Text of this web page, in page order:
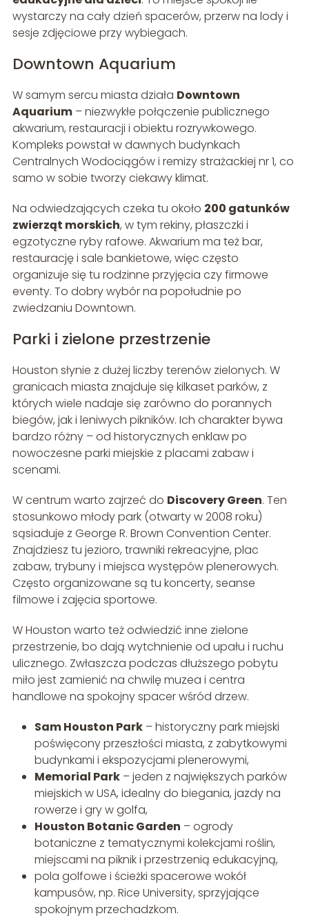
wystarczy na cały dzień spacerów, przerw na lody i
sesje zdjęciowe przy wybiegach.
Downtown Aquarium
W samym sercu miasta działa Downtown
Aquarium– niezwykłe połączenie publicznego
akwarium, restauracji i obiektu rozrywkowego.
Kompleks powstał w dawnych budynkach
Centralnych Wodociągów i remizy strażackiej nr 1, co
samo w sobie tworzy ciekawy klimat.
Na odwiedzających czeka tu około 200 gatunków
zwierząt morskich, w tym rekiny, płaszczki i
egzotyczne ryby rafowe. Akwarium ma też bar,
restaurację i sale bankietowe, więc często
organizuje się tu rodzinne przyjęcia czy firmowe
eventy. To dobry wybór na popołudnie po
zwiedzaniu Downtown.
Parki i zielone przestrzenie
Houston słynie z dużej liczby terenów zielonych. W
granicach miasta znajduje się kilkaset parków, z
których wiele nadaje się zarówno do porannych
biegów, jak i leniwych pikników. Ich charakter bywa
bardzo różny – od historycznych enklaw po
nowoczesne parki miejskie z placami zabaw i
scenami.
W centrum warto zajrzeć do Discovery Green. Ten
stosunkowo młody park (otwarty w 2008 roku)
sąsiaduje z George R. Brown Convention Center.
Znajdziesz tu jezioro, trawniki rekreacyjne, plac
zabaw, trybuny i miejsca występów plenerowych.
Często organizowane są tu koncerty, seanse
filmowe i zajęcia sportowe.
W Houston warto też odwiedzić inne zielone
przestrzenie, bo dają wytchnienie od upału i ruchu
ulicznego. Zwłaszcza podczas dłuższego pobytu
miło jest zamienić na chwilę muzea i centra
handlowe na spokojny spacer wśród drzew.
Sam Houston Park– historyczny park miejski
poświęcony przeszłości miasta, z zabytkowymi
budynkami i ekspozycjami plenerowymi,
Memorial Park– jeden z największych parków
miejskich w USA, idealny do biegania, jazdy na
rowerze i gry w golfa,
Houston Botanic Garden – ogrody
botaniczne z tematycznymi kolekcjami roślin,
miejscami na piknik i przestrzenią edukacyjną,
pola golfowe i ścieżki spacerowe wokół
kampusów, np. Rice University, sprzyjające
spokojnym przechadzkom.